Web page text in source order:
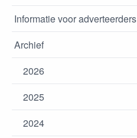
Informatie voor adverteerders
Archief
2026
2025
2024